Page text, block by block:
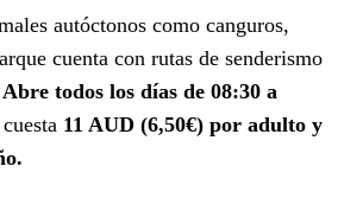
autóctonos como canguros,
cuenta con rutas de senderismo
Abre todos los días de 08:30 a
11 AUD (6,50€) por adulto y